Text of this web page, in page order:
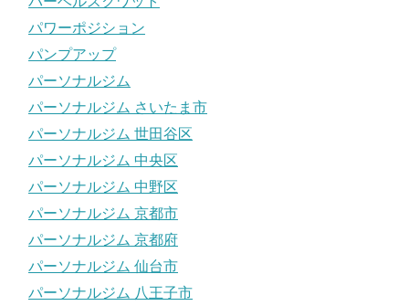
パワーポジション
パンプアップ
パーソナルジム
パーソナルジム さいたま市
パーソナルジム 世田谷区
パーソナルジム 中央区
パーソナルジム 中野区
パーソナルジム 京都市
パーソナルジム 京都府
パーソナルジム 仙台市
パーソナルジム 八王子市